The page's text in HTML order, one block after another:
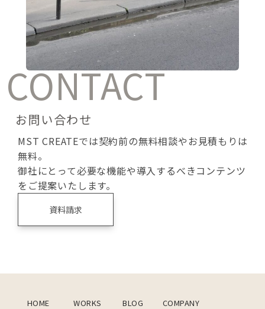
CONTACT
お問い合わせ
MST CREATEでは契約前の無料相談やお見積もりは
無料。
御社にとって必要な機能や導入するべきコンテンツ
をご提案いたします。
資料請求
HOME WORKS BLOG COMPANY